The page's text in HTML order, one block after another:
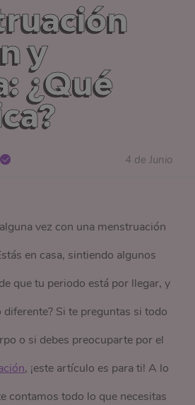
y
¿Qué
4 de Junio
vez con una menstruación
en casa, sintiendo algunos
que tu periodo está por llegar, y
diferente? Si te preguntas si todo
o si debes preocuparte por el
, ¡este artículo es para ti! A lo
contamos todo lo que necesitas